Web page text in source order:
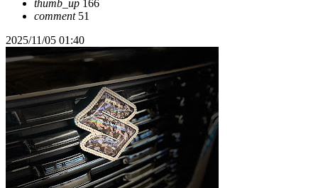
thumb_up 166
comment51
2025/11/05 01:40